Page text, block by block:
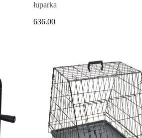
łuparka
636.00